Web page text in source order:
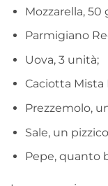
Mozzarella, 50
Parmigiano
Uova, 3 unità;
Caciotta Mista
Prezzemolo,
Sale, un
Pepe, quanto